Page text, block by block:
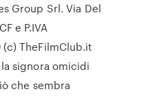
Group Srl. Via Del
e P.IVA
(c) TheFilmClub.it
signora omicidi
che sembra